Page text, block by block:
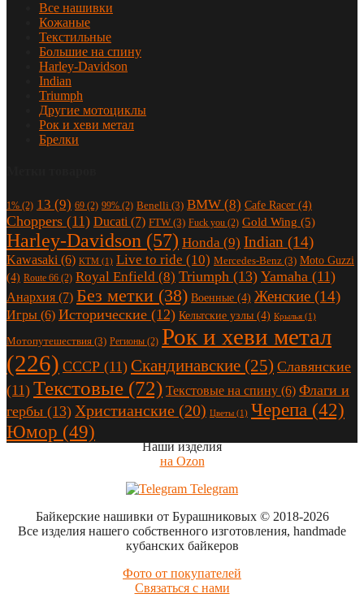
Все нашивки
Кожаные
Текстильные
Большие на спину
Harley-Davidson
Indian
Triumph
Другие мотоциклы
Рок и хеви метал
Брелки
1% (2) 13 (9) 69 (2) 99% (2) Benelli (3) BMW (8) Cafe Racer (4)
Choppers (11) Ducati (7) FTW (3) Fuck you (2) Gold Wing (5)
Harley-Davidson (57) Honda (9) Indian (14)
Kawasaki (6) KTM (1) Live to ride (10) Mercedes-Benz (3) Moto Guzzi
(4) Route 66 (2) Royal Enfield (8) Triumph (13) Yamaha (11)
Анархия (7) Без метки (38) Военные (4) Женские (14)
Игры (6) Исторические (12) Кельтские узлы (4) Крылья (1)
Мотопутешествия (3) Регионы (2) Рок и хеви метал
(226) СССР (11) Скандинавские (25) Славянские
(11) Текстовые (72) Текстовые на спину (6) Флаги и
гербы (13) Христианские (20) Цветы (1) Черепа (42)
Юмор (49)
Наши изделия
на Ozon
Telegram
Байкерские нашивки от Бурашниковых© 2018-2026
Все изделия нашего собственного изготовления, handmade
кубанских байкеров
Фото от покупателей
Связаться с нами